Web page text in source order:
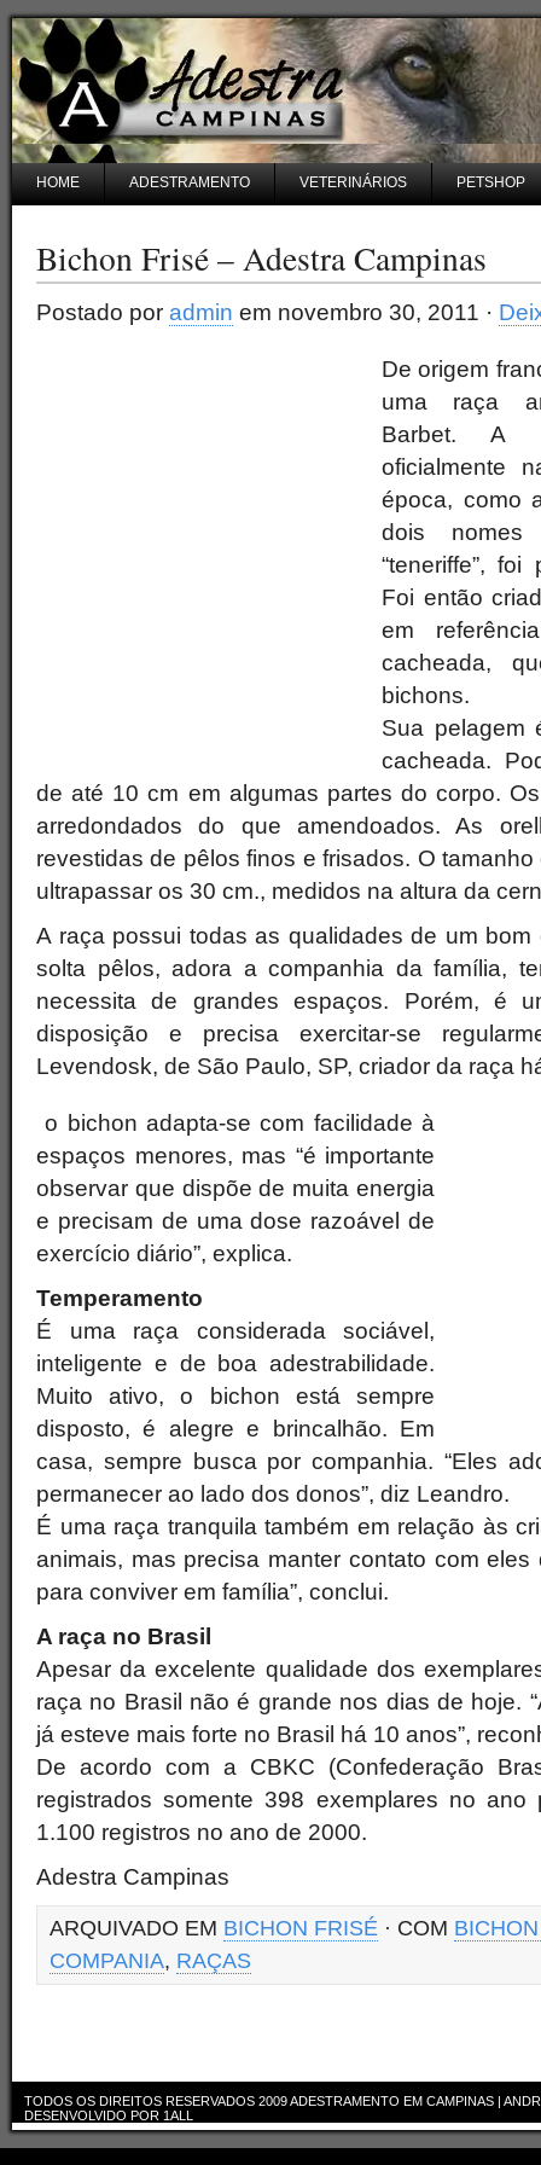
HOME ADESTRAMENTO VETERINÁRIOS PETSHOP
Bichon Frisé – Adestra Campinas
Postado por admin em novembro 30, 2011 ·
De origem
uma raça
Barbet. A
oficialmente
época, como
dois nomes
“teneriffe”,
Foi então
em
cacheada,
bichons.
Sua pelagem
cacheada.
de até 10 cm em algumas partes do corpo.
arredondados do que amendoados. As
revestidas de pêlos finos e frisados. O
ultrapassar os 30 cm., medidos na altura da
A raça possui todas as qualidades de um
solta pêlos, adora a companhia da família,
necessita de grandes espaços. Porém, é
disposição e precisa exercitar-se
Levendosk, de São Paulo, SP, criador da raça
o bichon adapta-se com facilidade à
espaços menores, mas “é importante
observar que dispõe de muita energia
e precisam de uma dose razoável de
exercício diário”, explica.
Temperamento
É uma raça considerada sociável,
inteligente e de boa adestrabilidade.
Muito ativo, o bichon está sempre
disposto, é alegre e brincalhão. Em
casa, sempre busca por companhia. “Eles
permanecer ao lado dos donos”, diz Leandro.
É uma raça tranquila também em relação às
animais, mas precisa manter contato com eles
para conviver em família”, conclui.
A raça no Brasil
Apesar da excelente qualidade dos
raça no Brasil não é grande nos dias de hoje.
já esteve mais forte no Brasil há 10 anos”,
De acordo com a CBKC (Confederação
registrados somente 398 exemplares no
1.100 registros no ano de 2000.
Adestra Campinas
ARQUIVADO EM BICHON FRISÉ · COM
COMPANIA, RAÇAS
TODOS OS DIREITOS RESERVADOS 2009ADESTRAMENTO EM CAMPINAS |
DESENVOLVIDO POR 1ALL